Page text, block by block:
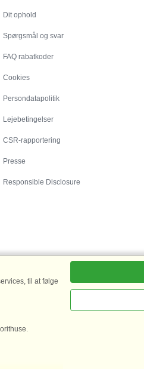
Dit ophold
Spørgsmål og svar
FAQ rabatkoder
Cookies
Persondatapolitik
Lejebetingelser
CSR-rapportering
Presse
Responsible Disclosure
til at følge